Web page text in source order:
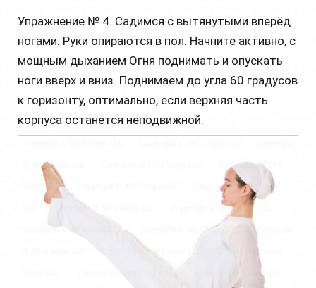
Упражнение № 4. Садимся с вытянутыми вперёд
ногами. Руки опираются в пол. Начните активно, с
мощным дыханием Огня поднимать и опускать
ноги вверх и вниз. Поднимаем до угла 60 градусов
к горизонту, оптимально, если верхняя часть
корпуса останется неподвижной.